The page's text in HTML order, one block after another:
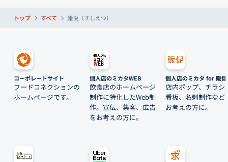
トップ すべて 鮨悦（すしえつ）
コーポレートサイト
フードコネクションの
ホームページです。
個人店のミカタWEB
飲食店のホームページ
制作に特化したWeb制
作。宣伝、集客、広告
をお考えの方に。
個人店のミカタ for 販促
店内ポップ、チラシ
看板、名刺制作など
お考えの方に。